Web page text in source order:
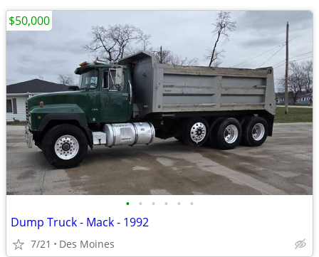
• • • • • •
Dump Truck - Mack - 1992
7/21 Des Moines
$50,000